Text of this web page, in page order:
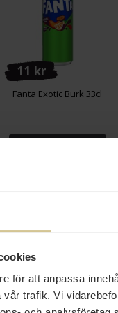
för att anpassa
trafik. Vi
11 kr
Fanta Exotic Burk 33cl
56 kr